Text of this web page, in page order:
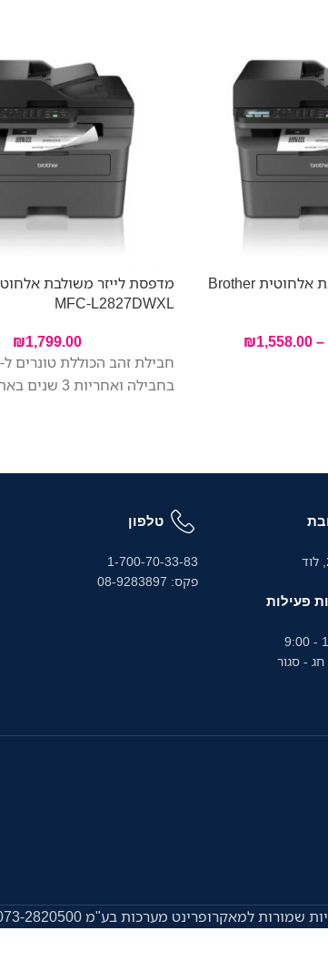
מדפסת לייזר משולבת אלחוטית Brother
–
₪1,558.00
MFC-L2827DWXL
₪1,799.00
בחבילה ואחריות 3 שנים באתר הלקוח
פעילות
חג - סגור
טלפון
1-700-70-33-83
פקס: 08-9283897
שמורות למאקרופרינט מערכות בע"מ 073-2820500